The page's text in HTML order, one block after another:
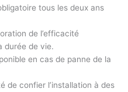
tous les deux ans
de l’efficacité
durée de vie.
en cas de panne de la
de confier l’installation à des